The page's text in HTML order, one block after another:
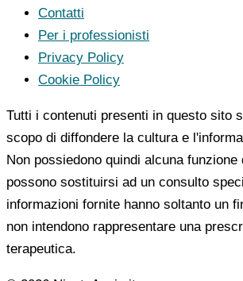
Contatti
Per i professionisti
Privacy Policy
Cookie Policy
Tutti i contenuti presenti in questo sito
scopo di diffondere la cultura e
Non possiedono quindi alcuna funzione
possono sostituirsi ad un consulto
informazioni fornite hanno soltanto un
non intendono rappresentare una
terapeutica.